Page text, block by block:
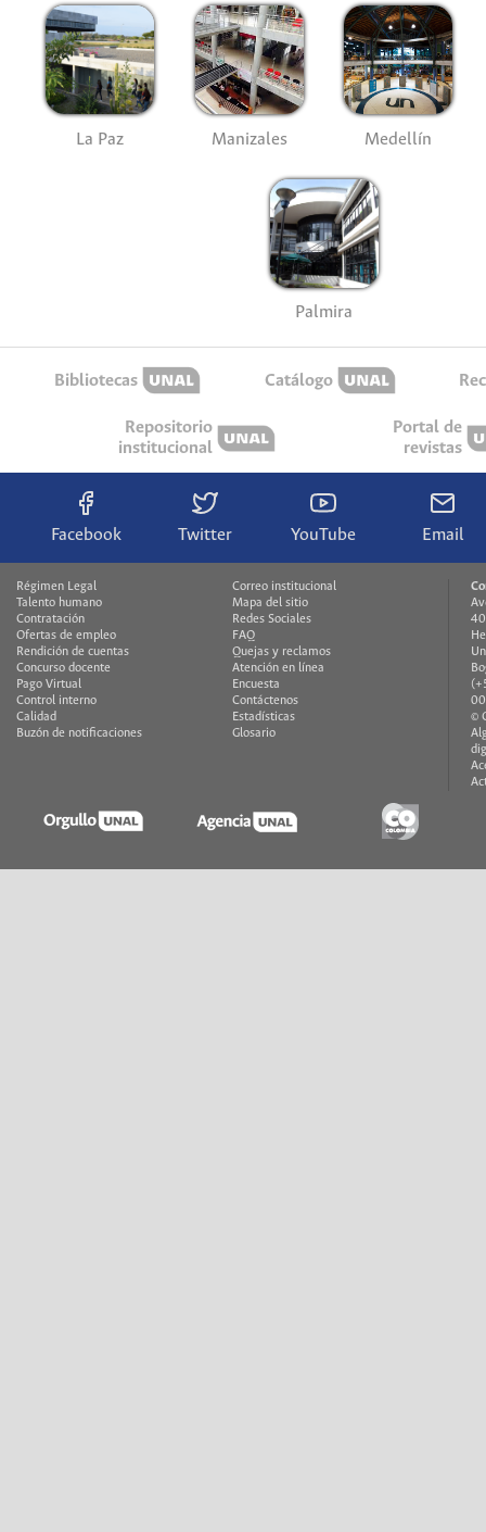
La Paz Manizales Medellín
Palmira
Bibliotecas Catálogo
Repositorio
institucional
Portal de
revistas
Facebook Twitter YouTube Email
Régimen Legal
Talento humano
Contratación
Ofertas de empleo
Rendición de cuentas
Concurso docente
Pago Virtual
Control interno
Calidad
Buzón de notificaciones
Correo institucional
Mapa del sitio
Redes Sociales
FAQ
Quejas y reclamos
Atención en línea
Encuesta
Contáctenos
Estadísticas
Glosario
©